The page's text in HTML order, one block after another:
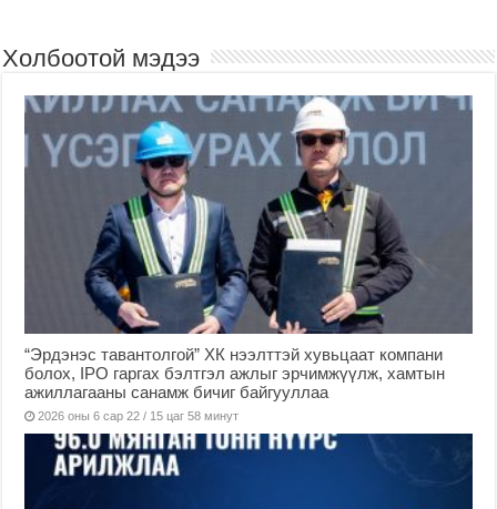
Холбоотой мэдээ
“Эрдэнэс тавантолгой” ХК нээлттэй хувьцаат компани
болох, IPO гаргах бэлтгэл ажлыг эрчимжүүлж, хамтын
ажиллагааны санамж бичиг байгууллаа
2026 оны 6 сар 22 / 15 цаг 58 минут